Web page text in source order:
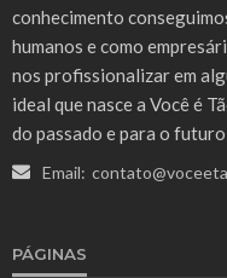
conhecimento
humanos e como
nos profissionalizar em
ideal que nasce a Você é
do passado e para o
Email:
PÁGINAS